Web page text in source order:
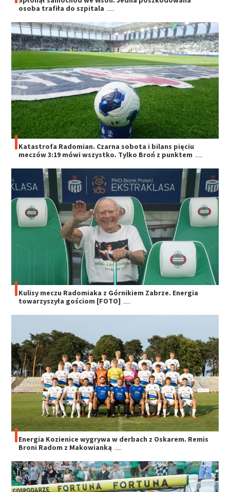
osoba trafiła do szpitala
Katastrofa Radomian. Czarna sobota i bilans pięciu
meczów 3:19 mówi wszystko. Tylko Broń z punktem
Kulisy meczu Radomiaka z Górnikiem Zabrze. Energia
towarzyszyła gościom [FOTO]
Energia Kozienice wygrywa w derbach z Oskarem. Remis
Broni Radom z Makowianką